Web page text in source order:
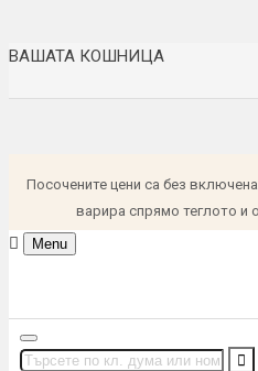
ВАШАТА КОШНИЦА
Посочените цени са без
варира спрямо теглото и
Menu